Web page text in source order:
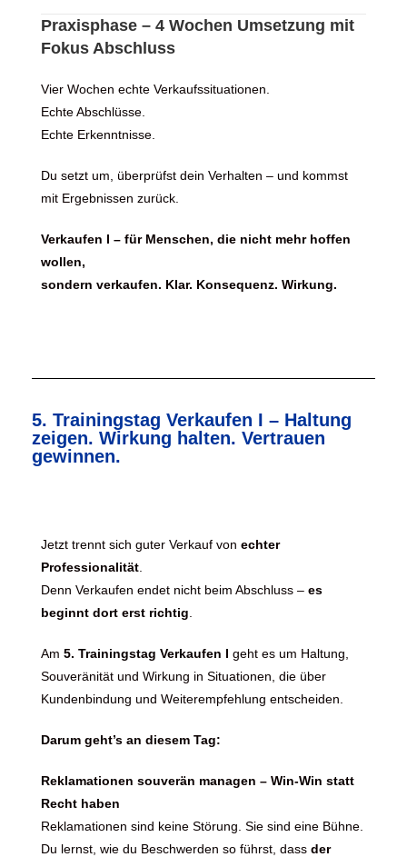
Praxisphase – 4 Wochen Umsetzung mit
Fokus Abschluss
Vier Wochen echte Verkaufssituationen.
Echte Abschlüsse.
Echte Erkenntnisse.
Du setzt um, überprüfst dein Verhalten – und kommst
mit Ergebnissen zurück.
Verkaufen I – für Menschen, die nicht mehr hoffen
wollen,
sondern verkaufen. Klar. Konsequenz. Wirkung.
5. Trainingstag Verkaufen I – Haltung
zeigen. Wirkung halten. Vertrauen
gewinnen.
Jetzt trennt sich guter Verkauf von echter
Professionalität
Denn Verkaufen endet nicht beim Abschluss – es
beginnt dort erst richtig
Am 5. Trainingstag Verkaufen I geht es um Haltung,
Souveränität und Wirkung in Situationen, die über
Kundenbindung und Weiterempfehlung entscheiden.
Darum geht’s an diesem Tag:
Reklamationen souverän managen – Win-Win statt
Recht haben
Reklamationen sind keine Störung. Sie sind eine Bühne.
Du lernst, wie du Beschwerden so führst, dass der